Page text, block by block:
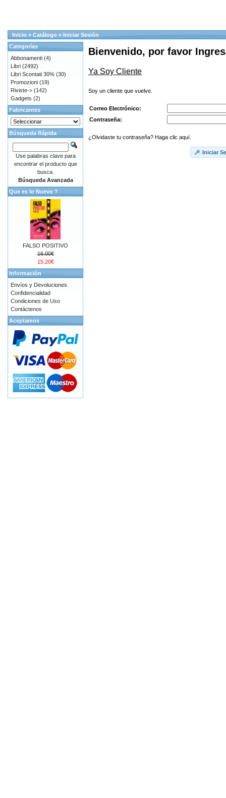
Inicio » Catálogo » Iniciar Sesión
Bienvenido, por favor
Ya Soy Cliente
Soy un cliente que vuelve.
Correo Electrónico:
Contraseña:
¿Olvidaste tu contraseña? Haga clic aquí.
Iniciar
Categorías
Abbonamenti (4)
Libri (2492)
Libri Scontati 30% (30)
Promozioni (19)
Riviste-> (142)
Gadgets (2)
Fabricantes
Búsqueda Rápida
Use palabras clave para
encontrar el producto que
busca.
Búsqueda Avanzada
Que es lo Nuevo ?
FALSO POSITIVO
16.00€
15.20€
Información
Envíos y Devoluciones
Confidencialidad
Condiciones de Uso
Contáctenos
Aceptamos